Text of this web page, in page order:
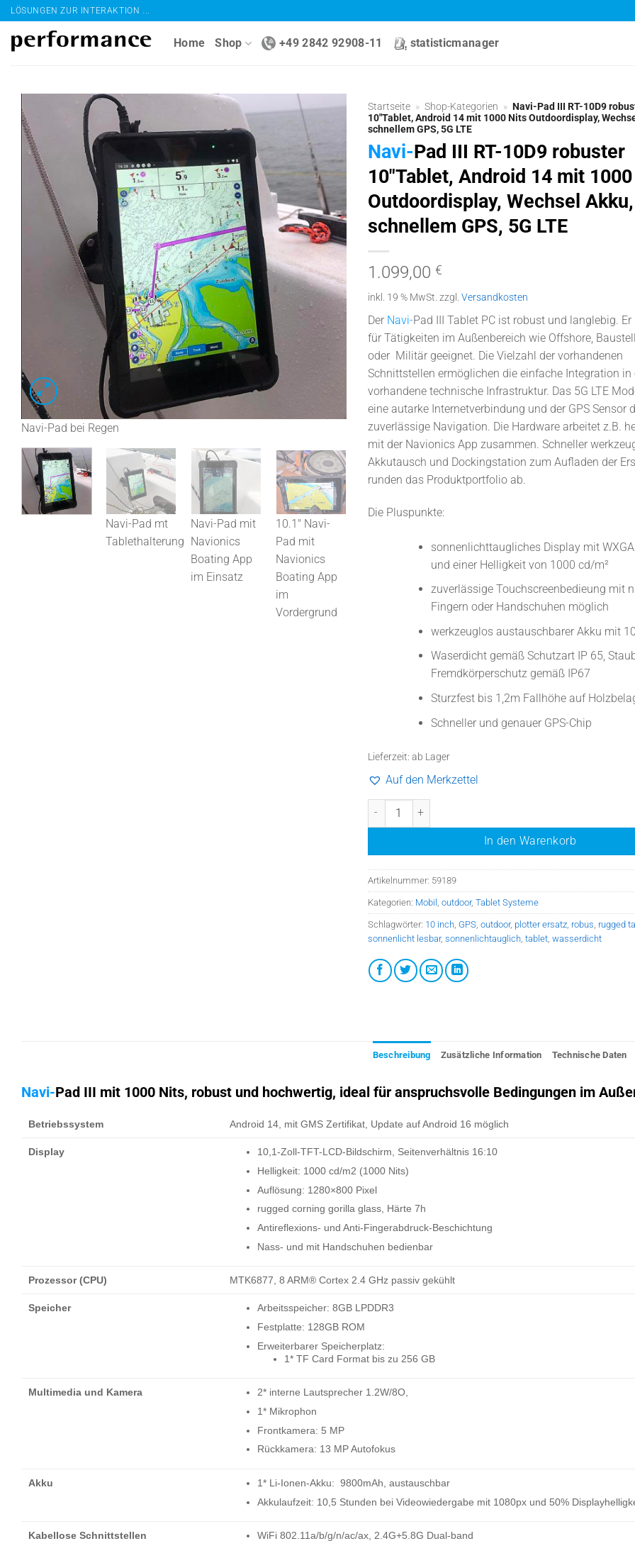
Zum
Inhalt
springen
LÖSUNGEN ZUR INTERAKTION ...
Home Shop +49 2842 92908-11 statisticmanager
Navi-Pad bei Regen
0 - 0
W
Navi-Pad mt
Tablethalterung
Navi-Pad mit
Navionics
Boating App
im Einsatz
10.1" Navi-
Pad mit
Navionics
Boating App
im
Vordergrund
angeschraubtem
Navipad
Rückseite mit
austauschbarem
mit
Startseite » Shop-Kategorien » Navi-Pad III RT-10D9
10″Tablet, Android 14 mit 1000 Nits Outdoordisplay,
schnellem GPS, 5G LTE
Navi-Pad III RT-10D9 robuster
10″Tablet, Android 14 mit
Outdoordisplay, Wechsel Akku,
schnellem GPS, 5G LTE
1.099,00 €
inkl. 19 % MwSt. zzgl. Versandkosten
Der Navi-Pad III Tablet PC ist robust und langlebig.
für Tätigkeiten im Außenbereich wie Offshore,
oder Militär geeignet. Die Vielzahl der vorhandenen
Schnittstellen ermöglichen die einfache Integration in
vorhandene technische Infrastruktur. Das 5G LTE
eine autarke Internetverbindung und der GPS Sensor
zuverlässige Navigation. Die Hardware arbeitet z.B.
mit der Navionics App zusammen. Schneller
Akkutausch und Dockingstation zum Aufladen der
runden das Produktportfolio ab.
Die Pluspunkte:
sonnenlichttaugliches Display mit
und einer Helligkeit von 1000 cd/m²
zuverlässige Touchscreenbedieung mit
Fingern oder Handschuhen möglich
werkzeuglos austauschbarer Akku mit
Waserdicht gemäß Schutzart IP 65,
Fremdkörperschutz gemäß IP67
Sturzfest bis 1,2m Fallhöhe auf
Schneller und genauer GPS-Chip
Lieferzeit: ab Lager
Auf den Merkzettel
Navi-Pad III RT-10D9 robuster 10"Tablet, Android 14 mit
In den Warenkorb
Artikelnummer: 59189
Kategorien: Mobil , outdoor, Tablet Systeme
Schlagwörter: 10 inch, GPS, outdoor, plotter ersatz, robus, rugged
sonnenlicht lesbar, sonnenlichtauglich, tablet, wasserdicht
Beschreibung Zusätzliche Information Technische Daten
Navi-Pad III mit 1000 Nits, robust und hochwertig, ideal für anspruchsvolle Bedingungen im
Betriebssystem Android 14, mit GMS Zertifikat, Update auf Android 16 möglich
Display
10,1-Zoll-TFT-LCD-Bildschirm, Seitenverhältnis 16:10
Helligkeit: 1000 cd/m2 (1000 Nits)
Auflösung: 1280×800 Pixel
rugged corning gorilla glass, Härte 7h
Antireflexions- und Anti-Fingerabdruck-Beschichtung
Nass- und mit Handschuhen bedienbar
Prozessor (CPU) MTK6877, 8 ARM® Cortex 2.4 GHz passiv gekühlt
Speicher
Arbeitsspeicher: 8GB LPDDR3
Festplatte: 128GB ROM
Erweiterbarer Speicherplatz:
1* TF Card Format bis zu 256 GB
Multimedia und Kamera
2* interne Lautsprecher 1.2W/8O,
1* Mikrophon
Frontkamera: 5 MP
Rückkamera: 13 MP Autofokus
Akku
1* Li-Ionen-Akku: 9800mAh, austauschbar
Akkulaufzeit: 10,5 Stunden bei Videowiedergabe mit 1080px und 50%
Kabellose Schnittstellen
WiFi 802.11a/b/g/n/ac/ax, 2.4G+5.8G Dual-band